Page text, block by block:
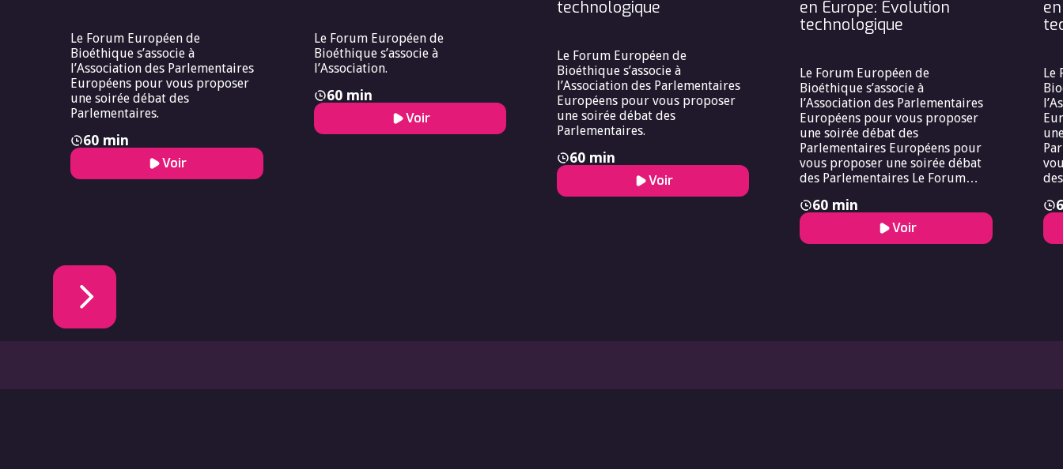
Le Forum Européen de
Bioéthique s’associe à
l’Association des Parlementaires
Européens pour vous proposer
une soirée débat des
Parlementaires.
60 min
Voir
Le Forum Européen de
Bioéthique s’associe à
l’Association.
60 min
Voir
technologique
Le Forum Européen de
Bioéthique s’associe à
l’Association des Parlementaires
Européens pour vous proposer
une soirée débat des
Parlementaires.
60 min
Voir
en Europe: Evolution
technologique
Le Forum Européen de
Bioéthique s’associe à
l’Association des Parlementaires
Européens pour vous proposer
une soirée débat des
Parlementaires Européens pour
vous proposer une soirée débat
des Parlementaires Le Forum
à l’Association des
Parlementaires Européens pour
vous proposer une soirée débat
60 min
Voir
Le